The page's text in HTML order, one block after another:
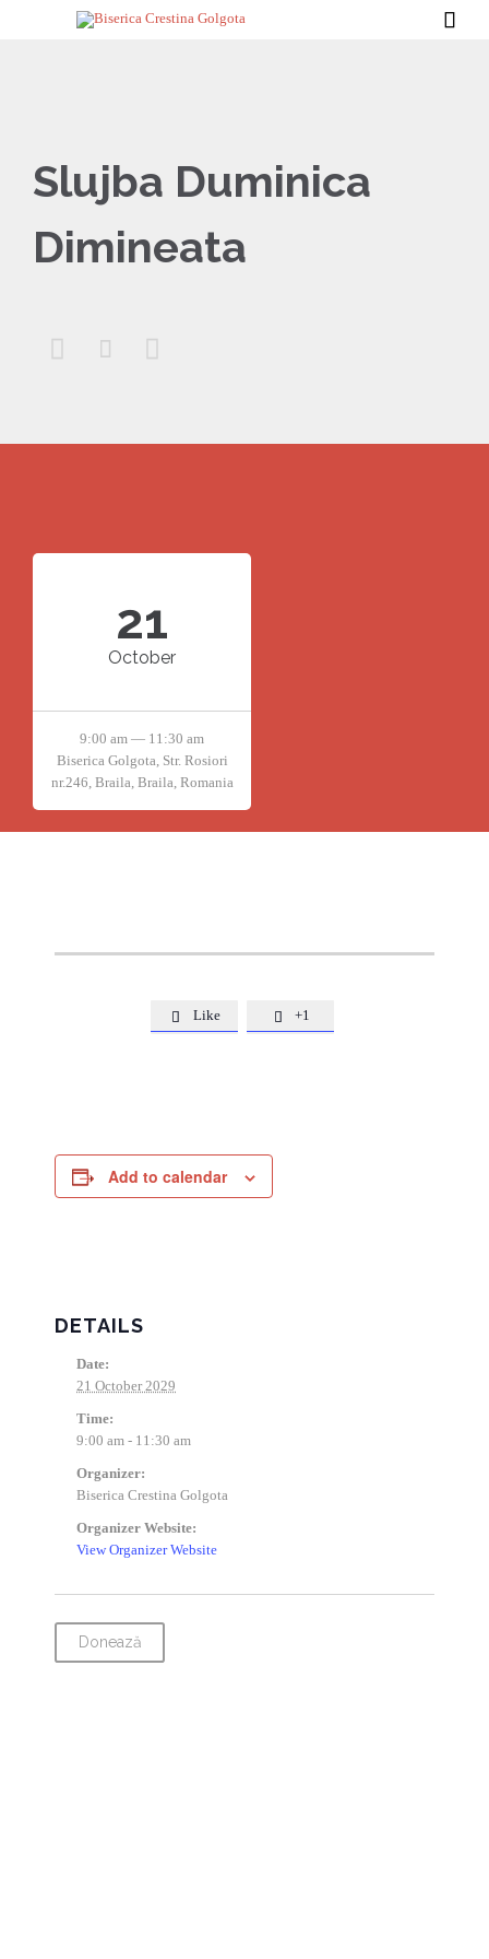

Slujba Duminica
Dimineata
  
21
October
9:00 am — 11:30 am
Biserica Golgota, Str. Rosiori
nr.246, Braila, Braila, Romania
 Like  +1
Add to calendar
DETAILS
Date:
21 October 2029
Time:
9:00 am - 11:30 am
Organizer:
Biserica Crestina Golgota
Organizer Website:
View Organizer Website
Donează